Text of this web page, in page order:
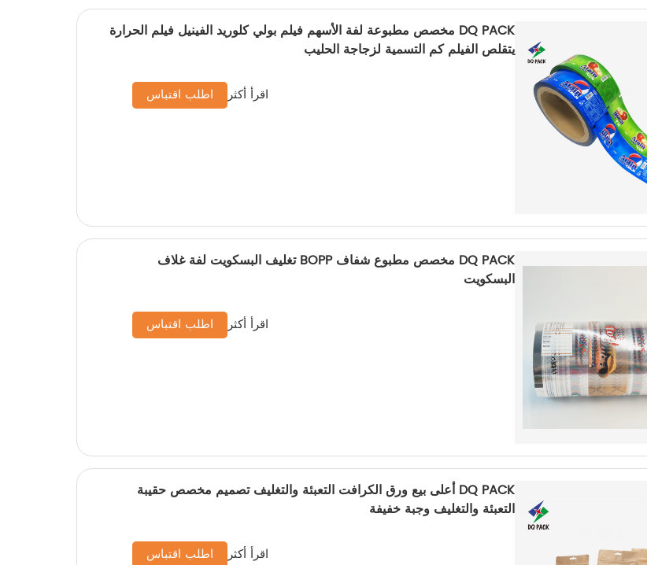
DQ PACK مخصص مطبوعة لفة الأسهم فيلم بولي كلوريد الفينيل فيلم الحرارة
يتقلص الفيلم كم التسمية لزجاجة الحليب
اقرأ أكثر اطلب اقتباس
DQ PACK مخصص مطبوع شفاف BOPP تغليف البسكويت لفة غلاف
البسكويت
اقرأ أكثر اطلب اقتباس
DQ PACK أعلى بيع ورق الكرافت التعبئة والتغليف تصميم مخصص حقيبة
التعبئة والتغليف وجبة خفيفة
اقرأ أكثر اطلب اقتباس